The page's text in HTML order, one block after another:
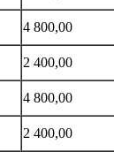
4 800,00
2 400,00
4 800,00
2 400,00